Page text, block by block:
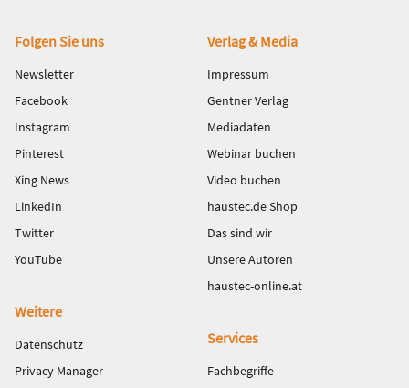
Fußbereich
Folgen Sie uns
Newsletter
Facebook
Instagram
Pinterest
Xing News
LinkedIn
Twitter
YouTube
Verlag & Media
Impressum
Gentner Verlag
Mediadaten
Webinar buchen
Video buchen
haustec.de Shop
Das sind wir
Unsere Autoren
haustec-online.at
Weitere
Datenschutz
Privacy Manager
Services
Fachbegriffe